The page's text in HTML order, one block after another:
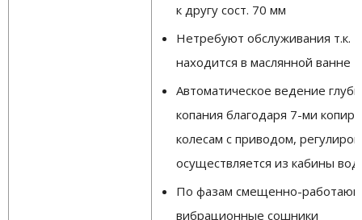
к другу сост. 70 мм
Нетребуют обслуживания т.к.
находится в маслянной ванне
Автоматическое ведение
копания благодаря 7-ми
колесам с приводом,
осуществляется из кабины
По фазам смещенно-
вибрационные сошники